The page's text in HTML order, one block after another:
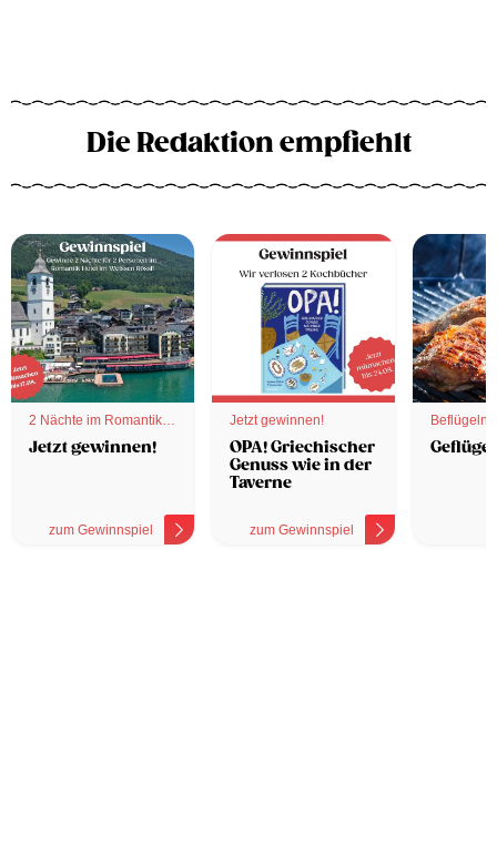
Die Redaktion empfiehlt
2 Nächte im Romantik
Hotel
Jetzt gewinnen!
zum Gewinnspiel
Jetzt gewinnen!
OPA! Griechischer
Genuss wie in der
Taverne
zum Gewinnspiel